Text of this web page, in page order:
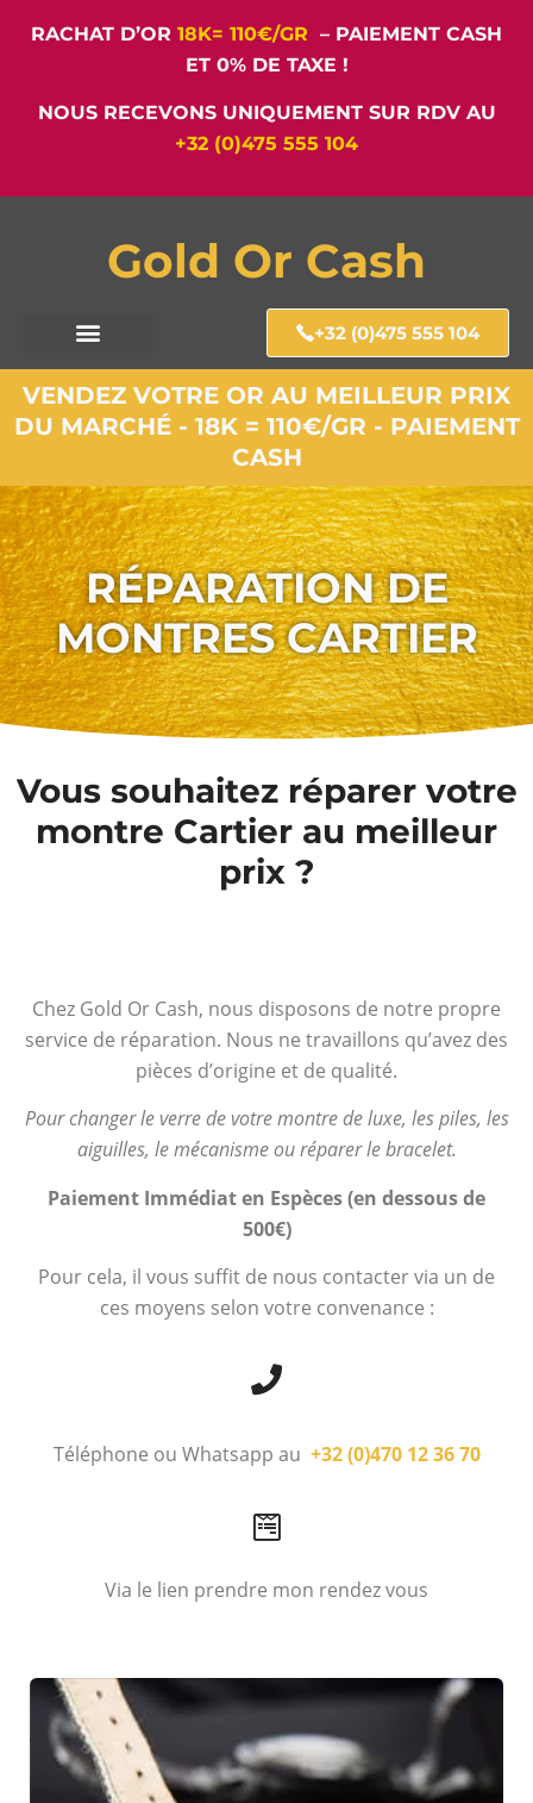
RACHAT D’OR 18K= 110€/GR – PAIEMENT CASH
ET 0% DE TAXE !
NOUS RECEVONS UNIQUEMENT SUR RDV AU
+32 (0)475 555 104
Gold Or Cash
+32 (0)475 555 104
VENDEZ VOTRE OR AU MEILLEUR PRIX
DU MARCHÉ - 18K = 110€/GR - PAIEMENT
CASH
RÉPARATION DE
MONTRES CARTIER
Vous souhaitez réparer votre
montre Cartier au meilleur
prix ?
Chez Gold Or Cash, nous disposons de notre propre
service de réparation. Nous ne travaillons qu’avez des
pièces d’origine et de qualité.
Pour changer le verre de votre montre de luxe, les piles, les
aiguilles, le mécanisme ou réparer le bracelet.
Paiement Immédiat en Espèces (en dessous de
500€)
Pour cela, il vous suffit de nous contacter via un de
ces moyens selon votre convenance :
Téléphone ou Whatsapp au +32 (0)470 12 36 70
Via le lien prendre mon rendez vous